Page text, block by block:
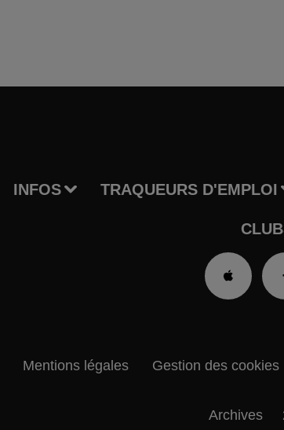
INFOS TRAQUEURS D'EMPLOI
Mentions légales Gestion des cookies
Archives